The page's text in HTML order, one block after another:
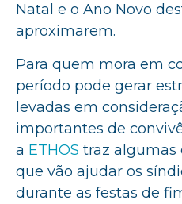
Natal e o Ano Novo
aproximarem.
Para quem mora em
período pode gerar
levadas em
importantes de
a ETHOS traz algumas
que vão ajudar os
durante as festas de